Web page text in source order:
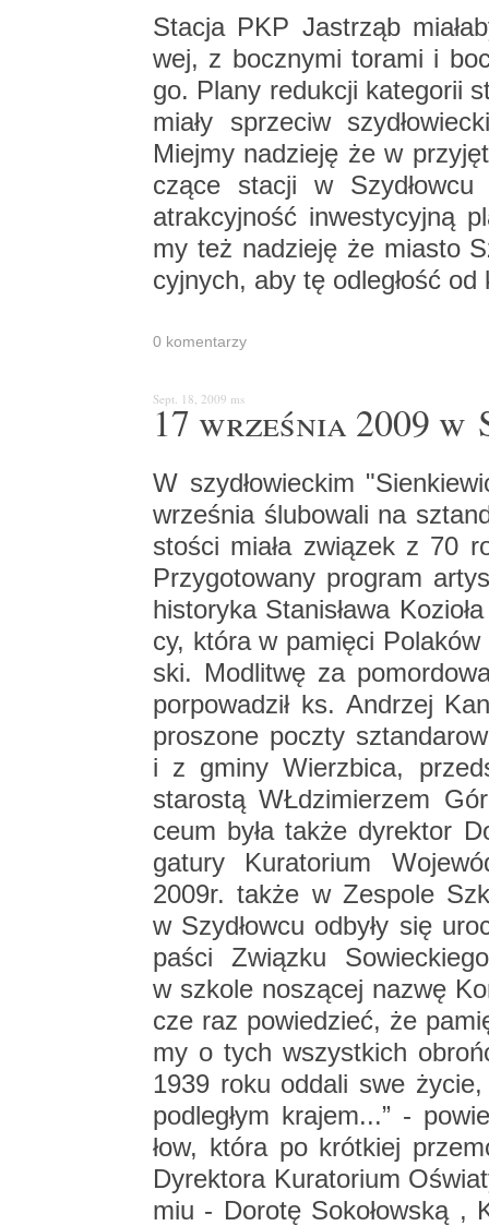
Sta­cja PKP Ja­strząb
wej, z bocz­ny­mi to­ra­mi i
go. Plany re­duk­cji ka­te­go­rii
mia­ły sprze­ciw
Miej­my na­dzie­ję że w
czą­ce sta­cji w
atrak­cyj­ność in­we­sty­cyj­ną
my też na­dzie­ję że mia­sto
cyj­nych, aby tę od­le­głość
0 ko­men­ta­rzy
Sept. 18, 2009 ms
17 wrze­śnia 2009 w
W szy­dło­wiec­kim
wrze­śnia ślu­bo­wa­li na
sto­ści miała zwią­zek z 70
Przy­go­to­wa­ny pro­gram
hi­sto­ry­ka Sta­ni­sła­wa
cy, która w pa­mię­ci
ski. Mo­dli­twę za
po­rpo­wa­dził ks. An­drzej
pro­szo­ne pocz­ty
i z gminy Wierz­bi­ca,
sta­ro­stą WŁdzi­mie­rzem
ceum była także dy­rek­tor
ga­tu­ry Ku­ra­to­rium
2009r. także w Ze­spo­le
w Szy­dłow­cu od­by­ły się
pa­ści Związ­ku
w szko­le no­szą­cej nazwę
cze raz po­wie­dzieć, że
my o tych wszyst­kich
1939 roku od­da­li swe
pod­le­głym kra­jem...” -
łow, która po krót­kiej
Dy­rek­to­ra Ku­ra­to­rium
miu - Do­ro­tę So­ko­łow­ską ,